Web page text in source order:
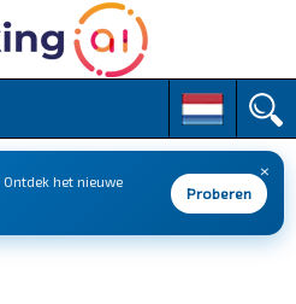
×
Ontdek het nieuwe
Proberen